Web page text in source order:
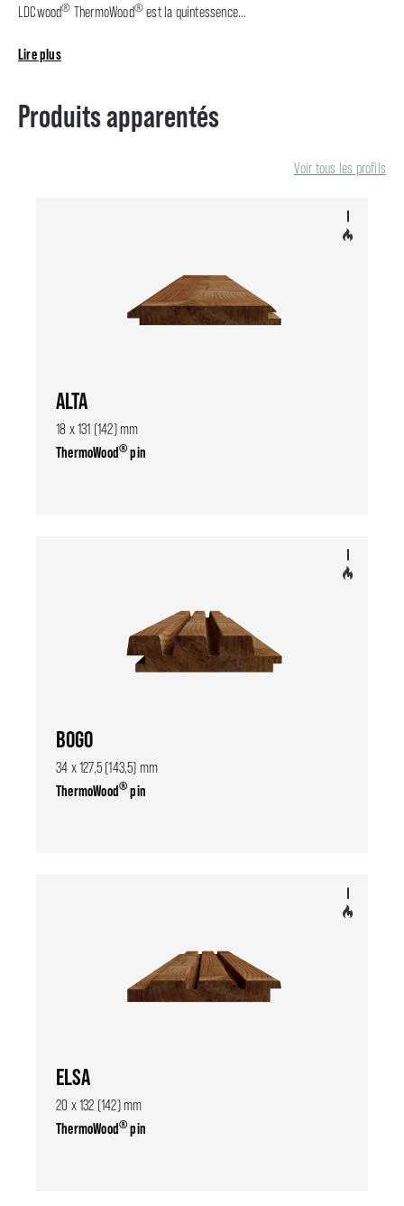
LDCwood® ThermoWood® est la quintessence...
Lire plus
Produits apparentés
Voir tous les profils
ALTA
18 x 131 (142) mm
ThermoWood®pin
BOGO
34 x 127,5 (143,5) mm
ThermoWood®pin
ELSA
20 x 132 (142) mm
ThermoWood®pin